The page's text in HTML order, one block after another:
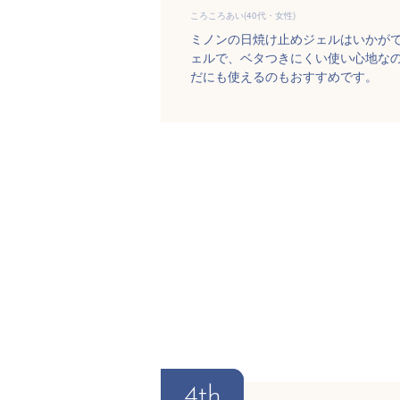
ころころあい(40代・女性)
ミノンの日焼け止めジェルはいかが
ェルで、ベタつきにくい使い心地な
だにも使えるのもおすすめです。